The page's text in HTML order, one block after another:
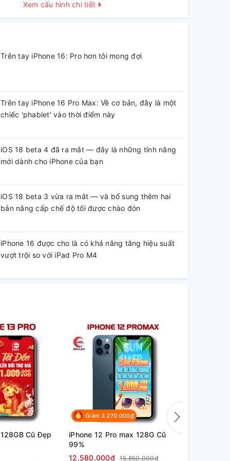
Xem cấu hình chi tiết
Trên tay iPhone 16: Pro hơn tôi mong đợi
Trên tay iPhone 16 Pro Max: Về cơ bản, đây là một
chiếc 'phablet' vào thời điểm này
iOS 18 beta 4 đã ra mắt — đây là những tính năng
mới dành cho iPhone của bạn
iOS 18 beta 3 vừa ra mắt — và bổ sung thêm hai
bản nâng cấp chế độ tối được chào đón
iPhone 16 được cho là có khả năng tăng hiệu suất
vượt trội so với iPad Pro M4
Cũ Đẹp
Giảm 3.270.000₫
iPhone 12 Pro max 128G Cũ
99%
12.580.000₫
15.850.000₫